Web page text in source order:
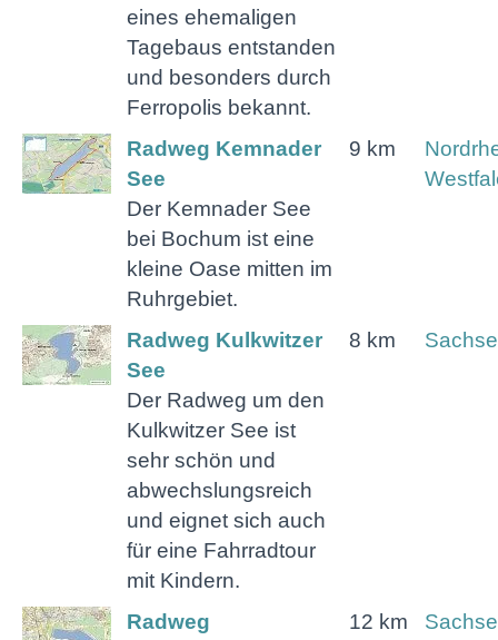
eines ehemaligen
Tagebaus entstanden
und besonders durch
Ferropolis bekannt.
Radweg Kemnader
See
Der Kemnader See
bei Bochum ist eine
kleine Oase mitten im
Ruhrgebiet.
9 km
Radweg Kulkwitzer
See
Der Radweg um den
Kulkwitzer See ist
sehr schön und
abwechslungsreich
und eignet sich auch
für eine Fahrradtour
mit Kindern.
8 km
Radweg
12 km